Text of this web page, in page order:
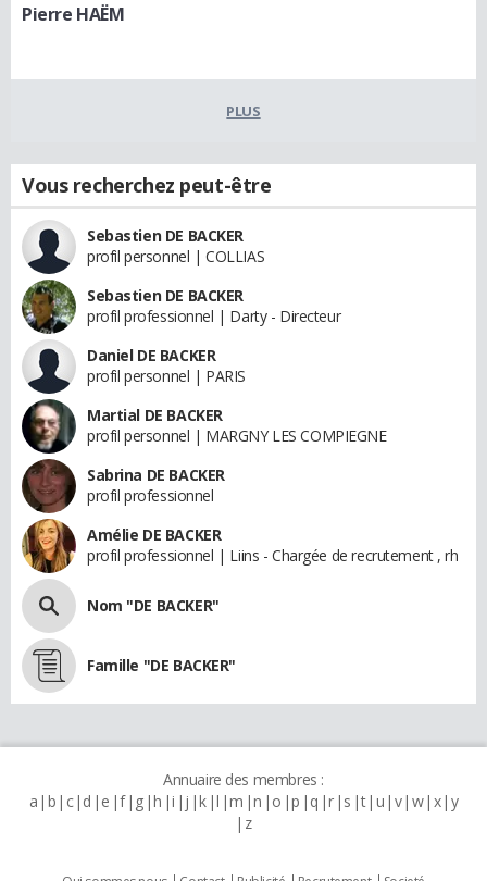
Pierre HAËM
PLUS
Vous recherchez peut-être
Sebastien DE BACKER
profil personnel | COLLIAS
Sebastien DE BACKER
profil professionnel | Darty - Directeur
Daniel DE BACKER
profil personnel | PARIS
Martial DE BACKER
profil personnel | MARGNY LES COMPIEGNE
Sabrina DE BACKER
profil professionnel
Amélie DE BACKER
profil professionnel | Liins - Chargée de recrutement , rh
Nom "DE BACKER"
Famille "DE BACKER"
Annuaire des membres :
a b c d e f g h i j k l m n o p q r s t u v w x y
z